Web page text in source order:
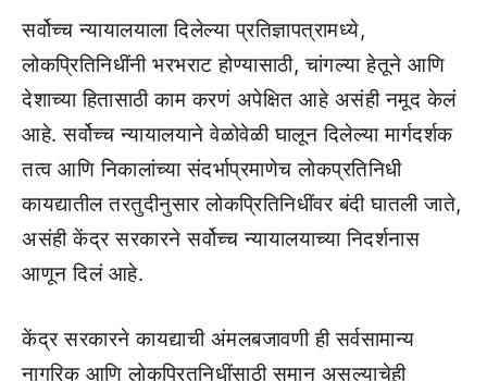
सर्वोच्च न्यायालयाला दिलेल्या प्रतिज्ञापत्रामध्ये,
लोकप्रितिनिधींनी भरभराट होण्यासाठी, चांगल्या हेतूने आणि
देशाच्या हितासाठी काम करणं अपेक्षित आहे असंही नमूद केलं
आहे. सर्वोच्च न्यायालयाने वेळोवेळी घालून दिलेल्या मार्गदर्शक
तत्व आणि निकालांच्या संदर्भाप्रमाणेच लोकप्रतिनिधी
कायद्यातील तरतुदीनुसार लोकप्रितिनिधींवर बंदी घातली जाते,
असंही केंद्र सरकारने सर्वोच्च न्यायालयाच्या निदर्शनास
आणून दिलं आहे.
केंद्र सरकारने कायद्याची अंमलबजावणी ही सर्वसामान्य
नागरिक आणि लोकप्रितनिधींसाठी समान असल्याचेही